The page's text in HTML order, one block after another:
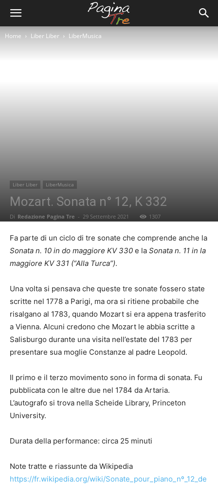
Home Liber Liber LiberMusica
Liber Liber LiberMusica
Mozart. Sonata n° 12, K 332
Di Redazione Pagina Tre - 29 Settembre 2021 1307
Fa parte di un ciclo di tre sonate che comprende anche la
Sonata n. 10 in do maggiore KV 330 e la Sonata n. 11 in la
maggiore KV 331 (“Alla Turca”).
Una volta si pensava che queste tre sonate fossero state
scritte nel 1778 a Parigi, ma ora si ritiene probabile che
risalgano al 1783, quando Mozart si era appena trasferito
a Vienna. Alcuni credono che Mozart le abbia scritte a
Salisburgo durante una visita nell’estate del 1783 per
presentare sua moglie Constanze al padre Leopold.
Il primo e il terzo movimento sono in forma di sonata. Fu
pubblicata con le altre due nel 1784 da Artaria.
L’autografo si trova nella Scheide Library, Princeton
University.
Durata della performance: circa 25 minuti
Note tratte e riassunte da Wikipedia
https://fr.wikipedia.org/wiki/Sonate_pour_piano_nº_12_de